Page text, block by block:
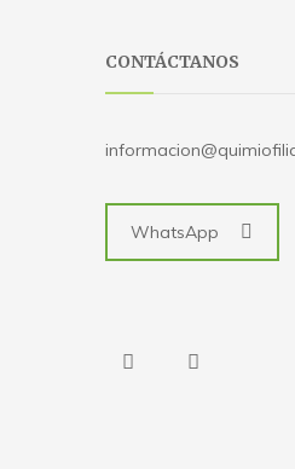
CONTÁCTANOS
WhatsApp